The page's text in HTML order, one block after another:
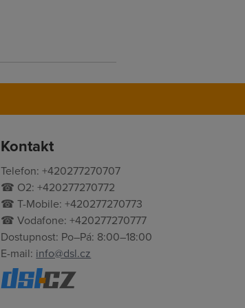
Kontakt
Telefon: +420277270707
☎ O2: +420277270772
☎ T-Mobile: +420277270773
☎ Vodafone: +420277270777
Dostupnost: Po–Pá: 8:00–18:00
E-mail: info@dsl.cz